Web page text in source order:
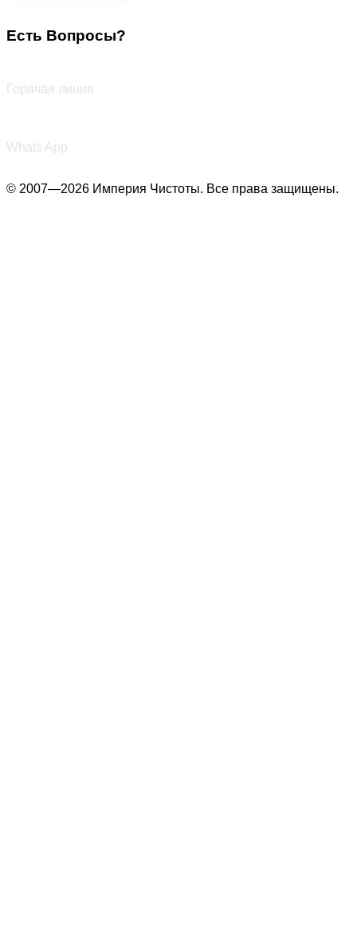
Есть Вопросы?
Горячая линия
Whats App
© 2007—2026 Империя Чистоты. Все права защищены.